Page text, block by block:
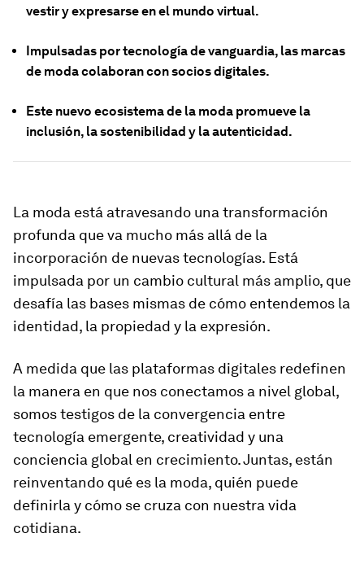
vestir y expresarse en el mundo virtual.
Impulsadas por tecnología de vanguardia, las marcas
de moda colaboran con socios digitales.
Este nuevo ecosistema de la moda promueve la
inclusión, la sostenibilidad y la autenticidad.
La moda está atravesando una transformación
profunda que va mucho más allá de la
incorporación de nuevas tecnologías. Está
impulsada por un cambio cultural más amplio, que
desafía las bases mismas de cómo entendemos la
identidad, la propiedad y la expresión.
A medida que las plataformas digitales redefinen
la manera en que nos conectamos a nivel global,
somos testigos de la convergencia entre
tecnología emergente, creatividad y una
conciencia global en crecimiento. Juntas, están
reinventando qué es la moda, quién puede
definirla y cómo se cruza con nuestra vida
cotidiana.